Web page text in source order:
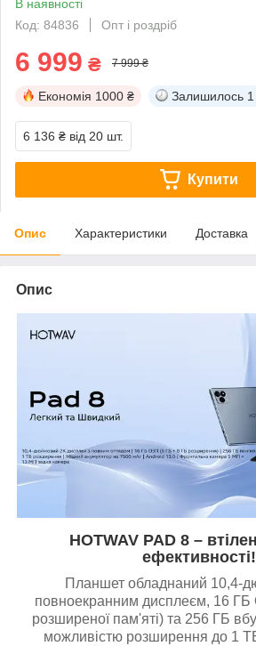
В наявності
Код: 84836
Опт і роздріб
6 999 ₴ 7 999 ₴
Економія 1000 ₴ Залишилось
6 136 ₴ від 20 шт.
Купити
Опис Характеристики Доставка
Опис
HOTWAV PAD 8 –
ефективності!
Планшет обладнаний 10,4-
повноекранним дисплеєм, 16
розширеної пам'яті) та 256 ГБ
можливістю розширення до 1